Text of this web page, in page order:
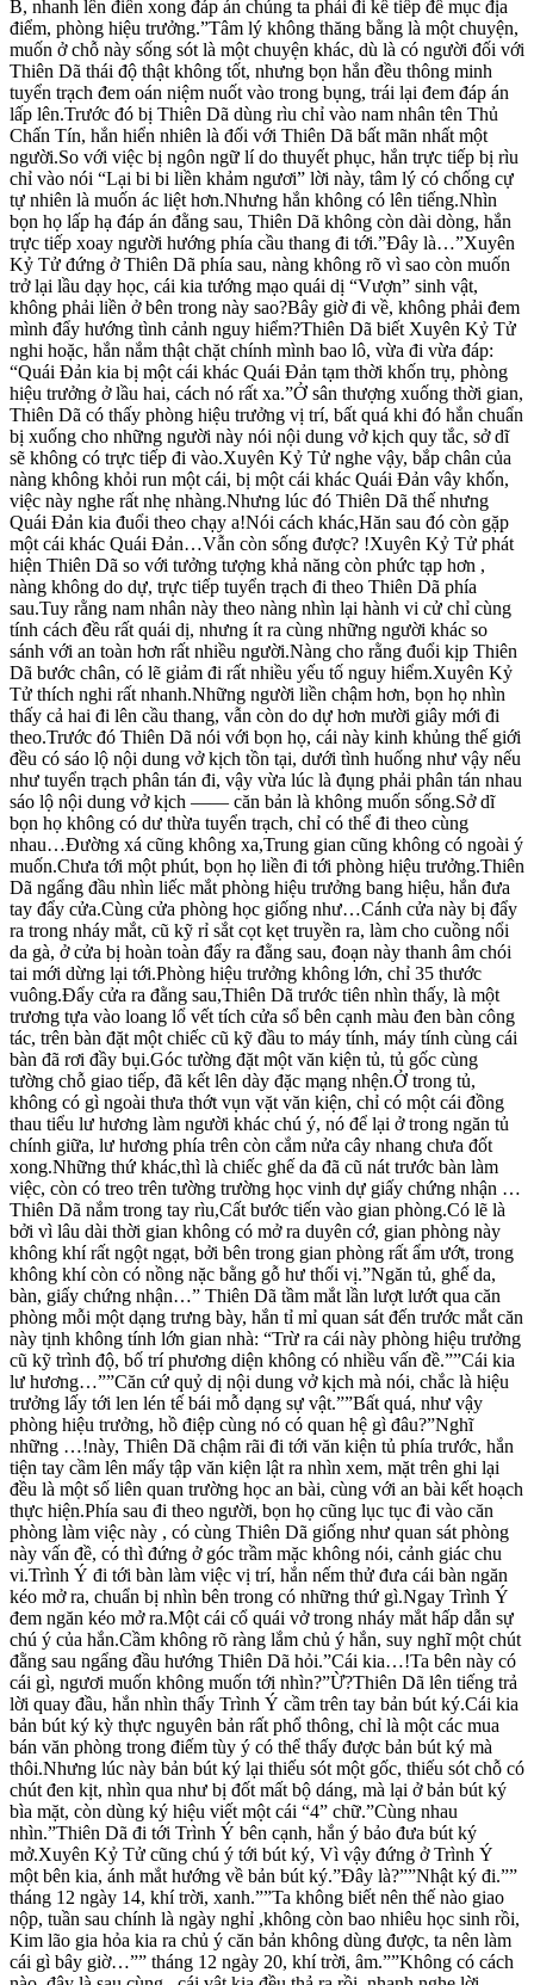
B, nhanh lên điền xong đáp án chúng ta phải đi kế tiếp đề mục địa
điểm, phòng hiệu trưởng.”Tâm lý không thăng bằng là một chuyện,
muốn ở chỗ này sống sót là một chuyện khác, dù là có người đối với
Thiên Dã thái độ thật không tốt, nhưng bọn hắn đều thông minh
tuyển trạch đem oán niệm nuốt vào trong bụng, trái lại đem đáp án
lấp lên.Trước đó bị Thiên Dã dùng rìu chỉ vào nam nhân tên Thủ
Chấn Tín, hắn hiển nhiên là đối với Thiên Dã bất mãn nhất một
người.So với việc bị ngôn ngữ lí do thuyết phục, hắn trực tiếp bị rìu
chỉ vào nói “Lại bi bi liền khảm ngươi” lời này, tâm lý có chống cự
tự nhiên là muốn ác liệt hơn.Nhưng hắn không có lên tiếng.Nhìn
bọn họ lấp hạ đáp án đằng sau, Thiên Dã không còn dài dòng, hắn
trực tiếp xoay người hướng phía cầu thang đi tới.”Đây là…”Xuyên
Kỷ Tử đứng ở Thiên Dã phía sau, nàng không rõ vì sao còn muốn
trở lại lầu dạy học, cái kia tướng mạo quái dị “Vượn” sinh vật,
không phải liền ở bên trong này sao?Bây giờ đi về, không phải đem
mình đẩy hướng tình cảnh nguy hiểm?Thiên Dã biết Xuyên Kỷ Tử
nghi hoặc, hắn nắm thật chặt chính mình bao lô, vừa đi vừa đáp:
“Quái Đản kia bị một cái khác Quái Đản tạm thời khốn trụ, phòng
hiệu trưởng ở lầu hai, cách nó rất xa.”Ở sân thượng xuống thời gian,
Thiên Dã có thấy phòng hiệu trưởng vị trí, bất quá khi đó hắn chuẩn
bị xuống cho những người này nói nội dung vở kịch quy tắc, sở dĩ
sẽ không có trực tiếp đi vào.Xuyên Kỷ Tử nghe vậy, bắp chân của
nàng không khỏi run một cái, bị một cái khác Quái Đản vây khốn,
việc này nghe rất nhẹ nhàng.Nhưng lúc đó Thiên Dã thế nhưng
Quái Đản kia đuổi theo chạy a!Nói cách khác,Hăn sau đó còn gặp
một cái khác Quái Đản…Vẫn còn sống được? !Xuyên Kỷ Tử phát
hiện Thiên Dã so với tưởng tượng khả năng còn phức tạp hơn ,
nàng không do dự, trực tiếp tuyển trạch đi theo Thiên Dã phía
sau.Tuy rằng nam nhân này theo nàng nhìn lại hành vi cử chỉ cùng
tính cách đều rất quái dị, nhưng ít ra cùng những người khác so
sánh với an toàn hơn rất nhiều người.Nàng cho rằng đuổi kịp Thiên
Dã bước chân, có lẽ giảm đi rất nhiều yếu tố nguy hiểm.Xuyên Kỷ
Tử thích nghi rất nhanh.Những người liền chậm hơn, bọn họ nhìn
thấy cả hai đi lên cầu thang, vẫn còn do dự hơn mười giây mới đi
theo.Trước đó Thiên Dã nói với bọn họ, cái này kinh khủng thế giới
đều có sáo lộ nội dung vở kịch tồn tại, dưới tình huống như vậy nếu
như tuyển trạch phân tán đi, vậy vừa lúc là đụng phải phân tán nhau
sáo lộ nội dung vở kịch —— căn bản là không muốn sống.Sở dĩ
bọn họ không có dư thừa tuyển trạch, chỉ có thể đi theo cùng
nhau…Đường xá cũng không xa,Trung gian cũng không có ngoài ý
muốn.Chưa tới một phút, bọn họ liền đi tới phòng hiệu trưởng.Thiên
Dã ngẩng đầu nhìn liếc mắt phòng hiệu trưởng bang hiệu, hắn đưa
tay đẩy cửa.Cùng cửa phòng học giống như…Cánh cửa này bị đẩy
ra trong nháy mắt, cũ kỹ rỉ sắt cọt kẹt truyền ra, làm cho cuồng nổi
da gà, ở cửa bị hoàn toàn đẩy ra đằng sau, đoạn này thanh âm chói
tai mới dừng lại tới.Phòng hiệu trưởng không lớn, chỉ 35 thước
vuông.Đẩy cửa ra đằng sau,Thiên Dã trước tiên nhìn thấy, là một
trương tựa vào loang lổ vết tích cửa sổ bên cạnh màu đen bàn công
tác, trên bàn đặt một chiếc cũ kỹ đầu to máy tính, máy tính cùng cái
bàn đã rơi đầy bụi.Góc tường đặt một văn kiện tủ, tủ gốc cùng
tường chỗ giao tiếp, đã kết lên dày đặc mạng nhện.Ở trong tủ,
không có gì ngoài thưa thớt vụn vặt văn kiện, chỉ có một cái đồng
thau tiểu lư hương làm người khác chú ý, nó để lại ở trong ngăn tủ
chính giữa, lư hương phía trên còn cắm nửa cây nhang chưa đốt
xong.Những thứ khác,thì là chiếc ghế da đã cũ nát trước bàn làm
việc, còn có treo trên tường trường học vinh dự giấy chứng nhận …
Thiên Dã nắm trong tay rìu,Cất bước tiến vào gian phòng.Có lẽ là
bởi vì lâu dài thời gian không có mở ra duyên cớ, gian phòng này
không khí rất ngột ngạt, bởi bên trong gian phòng rất ẩm ướt, trong
không khí còn có nồng nặc bằng gỗ hư thối vị.”Ngăn tủ, ghế da,
bàn, giấy chứng nhận…” Thiên Dã tầm mắt lần lượt lướt qua căn
phòng mỗi một dạng trưng bày, hắn tỉ mỉ quan sát đến trước mắt căn
này tịnh không tính lớn gian nhà: “Trừ ra cái này phòng hiệu trưởng
cũ kỹ trình độ, bố trí phương diện không có nhiều vấn đề.””Cái kia
lư hương…””Căn cứ quỷ dị nội dung vở kịch mà nói, chắc là hiệu
trưởng lấy tới len lén tế bái mỗ dạng sự vật.””Bất quá, như vậy
phòng hiệu trưởng, hồ điệp cùng nó có quan hệ gì đâu?”Nghĩ
những …!này, Thiên Dã chậm rãi đi tới văn kiện tủ phía trước, hắn
tiện tay cầm lên mấy tập văn kiện lật ra nhìn xem, mặt trên ghi lại
đều là một số liên quan trường học an bài, cùng với an bài kết hoạch
thực hiện.Phía sau đi theo người, bọn họ cũng lục tục đi vào căn
phòng làm việc này , có cùng Thiên Dã giống như quan sát phòng
này vấn đề, có thì đứng ở góc trầm mặc không nói, cảnh giác chu
vi.Trình Ý đi tới bàn làm việc vị trí, hắn nếm thử đưa cái bàn ngăn
kéo mở ra, chuẩn bị nhìn bên trong có những thứ gì.Ngay Trình Ý
đem ngăn kéo mở ra.Một cái cổ quái vở trong nháy mắt hấp dẫn sự
chú ý của hắn.Cầm không rõ ràng lắm chủ ý hắn, suy nghĩ một chút
đằng sau ngẩng đầu hướng Thiên Dã hỏi.”Cái kia…!Ta bên này có
cái gì, ngươi muốn không muốn tới nhìn?”Ừ?Thiên Dã lên tiếng trả
lời quay đầu, hắn nhìn thấy Trình Ý cầm trên tay bản bút ký.Cái kia
bản bút ký kỳ thực nguyên bản rất phổ thông, chỉ là một các mua
bán văn phòng trong điếm tùy ý có thể thấy được bản bút ký mà
thôi.Nhưng lúc này bản bút ký lại thiếu sót một gốc, thiếu sót chỗ có
chút đen kịt, nhìn qua như bị đốt mất bộ dáng, mà lại ở bản bút ký
bìa mặt, còn dùng ký hiệu viết một cái “4” chữ.”Cùng nhau
nhìn.”Thiên Dã đi tới Trình Ý bên cạnh, hắn ý bảo đưa bút ký
mở.Xuyên Kỷ Tử cũng chú ý tới bút ký, Vì vậy đứng ở Trình Ý
một bên kia, ánh mắt hướng về bản bút ký.”Đây là?””Nhật ký đi.””
tháng 12 ngày 14, khí trời, xanh.””Ta không biết nên thế nào giao
nộp, tuần sau chính là ngày nghỉ ,không còn bao nhiêu học sinh rồi,
Kim lão gia hỏa kia ra chủ ý căn bản không dùng được, ta nên làm
cái gì bây giờ…”” tháng 12 ngày 20, khí trời, âm.””Không có cách